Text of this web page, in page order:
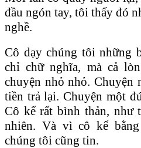
đầu ngón tay, tôi thấy đó
nghề.
Cô dạy chúng tôi những
chỉ chữ nghĩa, mà cả
chuyện nhỏ nhỏ. Chuyện
tiền trả lại. Chuyện một
Cô kể rất bình thản, như
nhiên. Và vì cô kể
chúng tôi cũng tin.